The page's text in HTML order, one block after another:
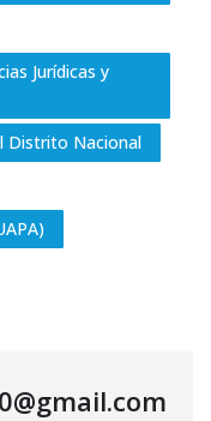
Jurídicas y
Distrito Nacional